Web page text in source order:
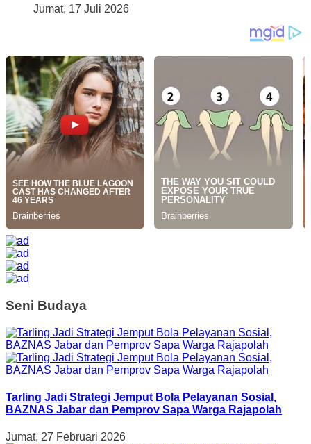
Jumat, 17 Juli 2026
Seni Budaya
Tarling Jadi Strategi Jemput Bola Pelayanan Sosial,
BAZNAS Jabar dan Pemprov Sapa Warga Rajapolah
Jumat, 27 Februari 2026